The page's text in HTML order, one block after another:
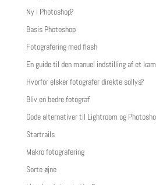
Ny i Photoshop?
Basis Photoshop
Fotografering med flash
En guide til den manuel indstilling af et
Hvorfor elsker fotografer direkte sollys?
Bliv en bedre fotograf
Gode alternativer til Lightroom og
Startrails
Makro fotografering
Sorte øjne